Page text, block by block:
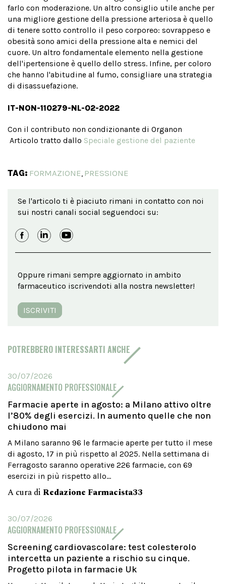
farlo con moderazione. Un altro consiglio utile anche per
una migliore gestione della pressione arteriosa è quello
di tenere sotto controllo il peso corporeo: sovrappeso e
obesità sono amici della pressione alta e nemici del
cuore. Un altro fondamentale elemento nella gestione
dell'ipertensione è quello dello stress. Infine, per coloro
che hanno l'abitudine al fumo, consigliare una strategia
di disassuefazione.
IT-NON-110279-NL-02-2022
Con il contributo non condizionante di Organon
Articolo tratto dallo Speciale gestione del paziente
TAG: FORMAZIONE, PRESSIONE
Se l'articolo ti è piaciuto rimani in contatto con noi
sui nostri canali social seguendoci su:
Oppure rimani sempre aggiornato in ambito
farmaceutico iscrivendoti alla nostra newsletter!
ISCRIVITI
POTREBBERO INTERESSARTI ANCHE
30/07/2026
AGGIORNAMENTO PROFESSIONALE
Farmacie aperte in agosto: a Milano attivo oltre
l’80% degli esercizi. In aumento quelle che non
chiudono mai
A Milano saranno 96 le farmacie aperte per tutto il mese
di agosto, 17 in più rispetto al 2025. Nella settimana di
Ferragosto saranno operative 226 farmacie, con 69
esercizi in più rispetto allo...
A cura di Redazione Farmacista33
30/07/2026
AGGIORNAMENTO PROFESSIONALE
Screening cardiovascolare: test colesterolo
intercetta un paziente a rischio su cinque.
Progetto pilota in farmacie Uk